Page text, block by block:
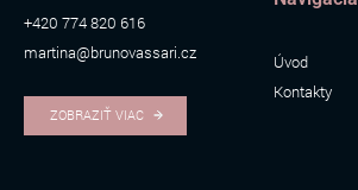
+420 774 820 616
martina@brunovassari.cz
ZOBRAZIŤ VIAC
Úvod
Kontakty